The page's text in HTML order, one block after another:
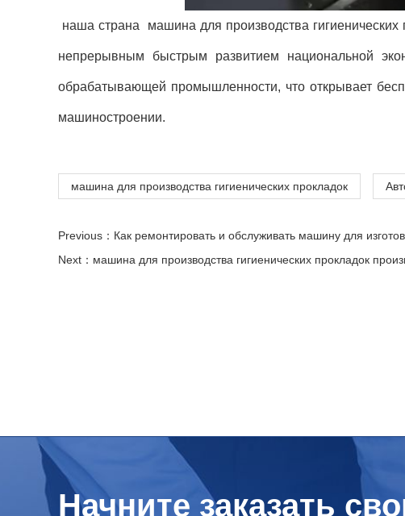
наша страна машина для производства
непрерывным быстрым развитием национальной
обрабатывающей промышленности, что открывает
машиностроении.
машина для производства гигиенических прокладок
Previous： Как ремонтировать и обслуживать машину для
Next： машина для производства гигиенических прокладок
Начните заказать